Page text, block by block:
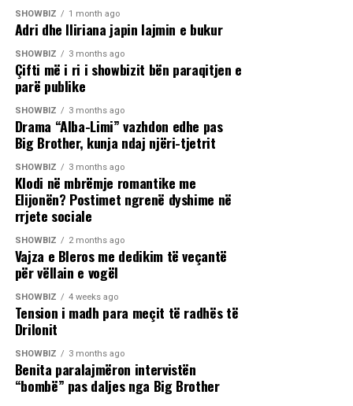
SHOWBIZ 1 month ago
Adri dhe Iliriana japin lajmin e bukur
SHOWBIZ 3 months ago
Çifti më i ri i showbizit bën paraqitjen e
parë publike
SHOWBIZ 3 months ago
Drama “Alba-Limi” vazhdon edhe pas
Big Brother, kunja ndaj njëri-tjetrit
SHOWBIZ 3 months ago
Klodi në mbrëmje romantike me
Elijonën? Postimet ngrenë dyshime në
rrjete sociale
SHOWBIZ 2 months ago
Vajza e Bleros me dedikim të veçantë
për vëllain e vogël
SHOWBIZ 4 weeks ago
Tension i madh para meçit të radhës të
Drilonit
SHOWBIZ 3 months ago
Benita paralajmëron intervistën
“bombë” pas daljes nga Big Brother